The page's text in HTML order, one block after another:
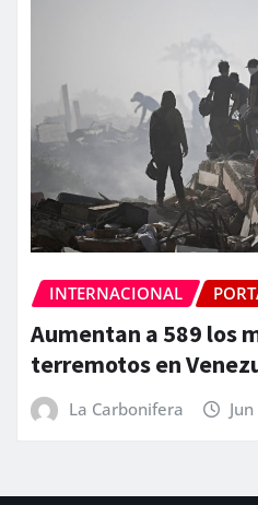
INTERNACIONAL
Aumentan a 589 los
terremotos en
La Carbonifera